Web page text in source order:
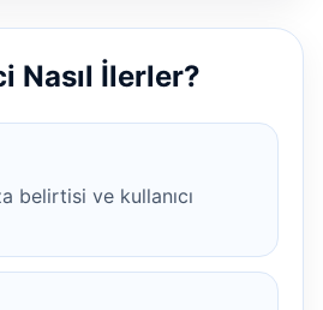
Nasıl İlerler?
belirtisi ve kullanıcı